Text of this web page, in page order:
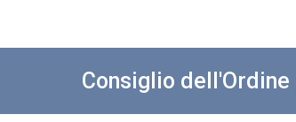
Consiglio dell'Ordine